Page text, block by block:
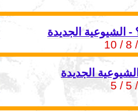
- الشيوعية الجديدة
الجديدة